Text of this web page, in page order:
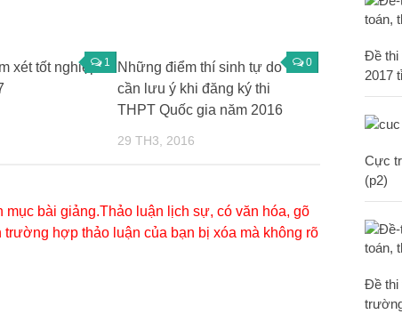
1
xét tốt nghiệp
0
Những điểm thí sinh tự do
cần lưu ý khi đăng ký thi
THPT Quốc gia năm 2016
29 TH3, 2016
bài giảng.Thảo luận lịch sự, có văn hóa, gõ
hợp thảo luận của bạn bị xóa mà không rõ
Đề thi
2017
Cực
(p2)
Đề thi